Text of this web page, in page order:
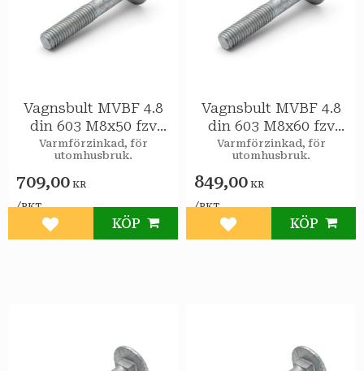
Vagnsbult MVBF 4.8
din 603 M8x50 fzv
100st/pkt
Varmförzinkad, för
utomhusbruk.
709,00 KR
/PKT
Lägg till i favoriter
KÖP
Vagnsbult MVBF 4.8
din 603 M8x60 fzv
100st/pkt
Varmförzinkad, för
utomhusbruk.
849,00 KR
/PKT
Lägg till i favoriter
KÖP